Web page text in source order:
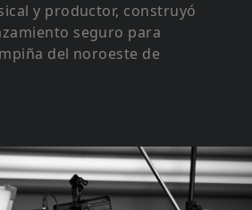
y productor, construyó
seguro para
del noroeste de